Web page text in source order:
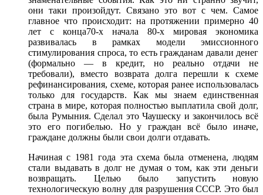
они таки произойдут. Связано это вот с чем. Самое
главное что происходит: на протяжении примерно 40
лет с конца70-х начала 80-х мировая экономика
развивалась в рамках модели эмиссионного
стимулирования спроса, то есть гражданам давали денег
(формально — в кредит, но реально отдачи не
требовали), вместо возврата долга перешли к схеме
рефинансирования, схеме, которая ранее использовалась
только для государств. Как мы знаем единственная
страна в мире, которая полностью выплатила свой долг,
была Румыния. Сделал это Чаушеску и закончилось всё
это его погибелью. Но у граждан всё было иначе,
граждане должны были свои долги отдавать.
Начиная с 1981 года эта схема была отменена, людям
стали выдавать в долг не думая о том, как эти деньги
возвращать. Целью было запустить новую
технологическую волну для разрушения СССР. Это был